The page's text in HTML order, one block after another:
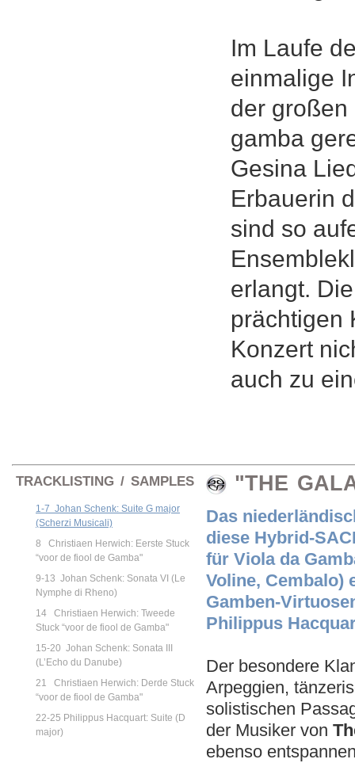
Im Laufe
einmalige
der großen
gamba
Gesina
Erbauerin
sind so
erlangt.
prächtigen
Konzert
auch zu
TRACKLISTING / SAMPLES
1-7 Johan Schenk: Suite G major
(Scherzi Musicali)
8 Christiaen Herwich: Eerste Stuck
“voor de fiool de Gamba"
9-13 Johan Schenk: Sonata VI (Le
Nymphe di Rheno)
14 Christiaen Herwich: Tweede
Stuck “voor de fiool de Gamba"
15-20 Johan Schenk: Sonata III
(L’Echo du Danube)
21 Christiaen Herwich: Derde Stuck
“voor de fiool de Gamba"
22-25 Philippus Hacquart: Suite (D
major)
"THE
Das
diese Hybrid-
für Viola da
Voline, Cembalo)
Gamben-
Philippus
Der besondere
Arpeggien,
solistischen
der Musiker von
ebenso